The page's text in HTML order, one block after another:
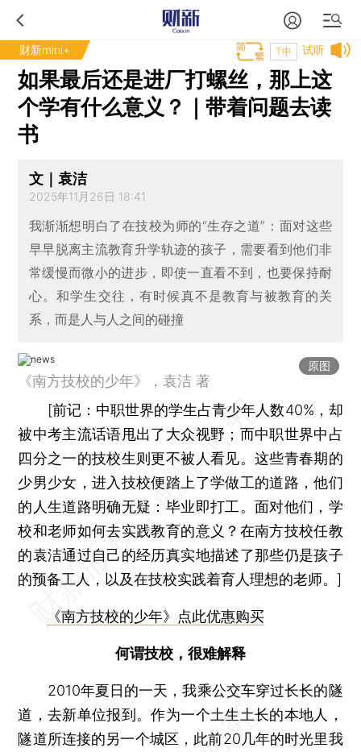
财新mini+ 试听
T中
如果最后还是进厂打螺丝，那上这
个学有什么意义？｜带着问题去读
书
文｜袁洁
2025年11月26日 18:41
我渐渐想明白了在技校为师的“生存之道”：面对这些
早早脱离主流教育升学轨迹的孩子，需要看到他们非
常缓慢而微小的进步，即使一直看不到，也要保持耐
心。和学生交往，有时候真不是教育与被教育的关
系，而是人与人之间的碰撞
原图
《南方技校的少年》，袁洁 著
[前记： 中职世界的学生占青少年人数40%，却
被中考主流话语甩出了大众视野；而中职世界中占
四分之一的技校生则更不被人看见。这些青春期的
少男少女，进入技校便踏上了学做工的道路，他们
的人生道路明确无疑：毕业即打工。面对他们，学
校和老师如何去实践教育的意义？在南方技校任教
的袁洁通过自己的经历真实地描述了那些仍是孩子
的预备工人，以及在技校实践着育人理想的老师。]
《南方技校的少年》点此优惠购买
何谓技校，很难解释
2010年夏日的一天，我乘公交车穿过长长的隧
道，去新单位报到。作为一个土生土长的本地人，
隧道所连接的另一个城区，此前20几年的时光里我